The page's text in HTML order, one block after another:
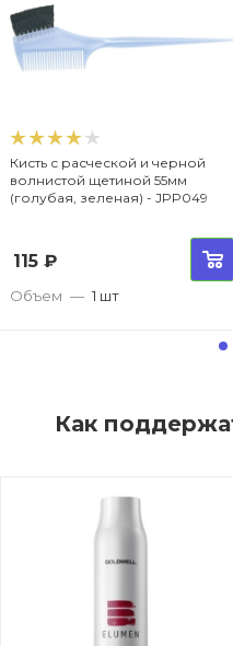
Кисть с расческой и черной
волнистой щетиной 55мм
(голубая, зеленая) - JPP049
115 ₽
Объем — 1 шт
Как